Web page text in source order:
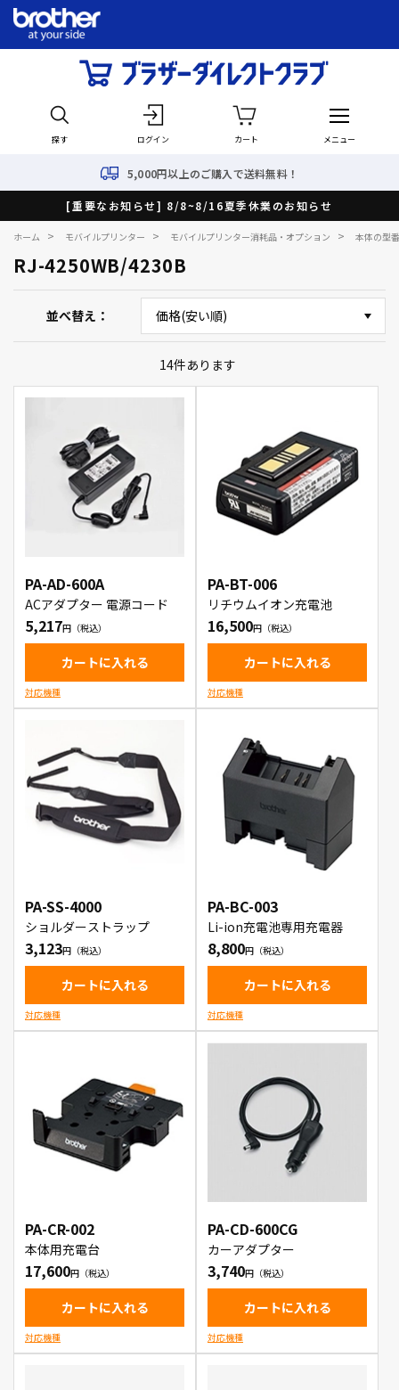
探す ログイン カート メニュー
5,000円以上のご購入で送料無料！
[重要なお知らせ] 8/8~8/16夏季休業のお知らせ
ホーム > モバイルプリンター > モバイルプリンター消耗品・オプション > 本体の型
RJ-4250WB/4230B
並べ替え
14件あります
PA-AD-600A
ACアダプター 電源コード
5,217
カートに入れる
対応機種
PA-BT-006
リチウムイオン充電池
16,500
カートに入れる
対応機種
PA-SS-4000
ショルダーストラップ
3,123
カートに入れる
対応機種
PA-BC-003
Li-ion充電池専用充電器
8,800
カートに入れる
対応機種
PA-CR-002
本体用充電台
17,600
カートに入れる
対応機種
PA-CD-600CG
カーアダプター
3,740
カートに入れる
対応機種